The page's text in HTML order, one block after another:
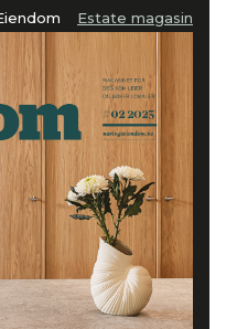
Estate magasin